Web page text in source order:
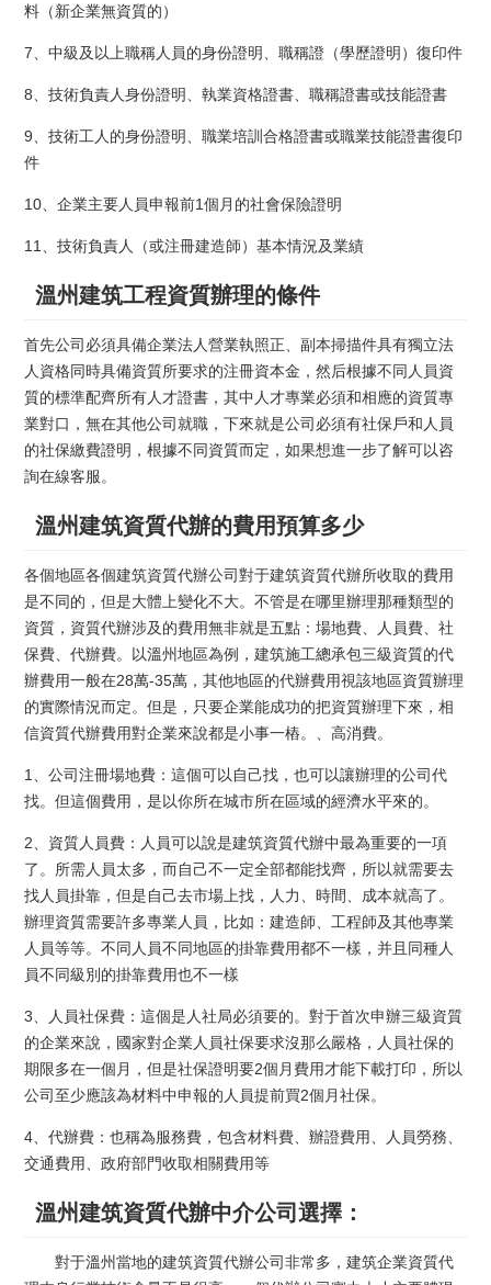
料（新企業無資質的）
7、中級及以上職稱人員的身份證明、職稱證（學歷證明）復印件
8、技術負責人身份證明、執業資格證書、職稱證書或技能證書
9、技術工人的身份證明、職業培訓合格證書或職業技能證書復印
件
10、企業主要人員申報前1個月的社會保險證明
11、技術負責人（或注冊建造師）基本情況及業績
溫州建筑工程資質辦理的條件
首先公司必須具備企業法人營業執照正、副本掃描件具有獨立法
人資格同時具備資質所要求的注冊資本金，然后根據不同人員資
質的標準配齊所有人才證書，其中人才專業必須和相應的資質專
業對口，無在其他公司就職，下來就是公司必須有社保戶和人員
的社保繳費證明，根據不同資質而定，如果想進一步了解可以咨
詢在線客服。
溫州建筑資質代辦的費用預算多少
各個地區各個建筑資質代辦公司對于建筑資質代辦所收取的費用
是不同的，但是大體上變化不大。不管是在哪里辦理那種類型的
資質，資質代辦涉及的費用無非就是五點：場地費、人員費、社
保費、代辦費。以溫州地區為例，建筑施工總承包三級資質的代
辦費用一般在28萬-35萬，其他地區的代辦費用視該地區資質辦理
的實際情況而定。但是，只要企業能成功的把資質辦理下來，相
信資質代辦費用對企業來說都是小事一樁。、高消費。
1、公司注冊場地費：這個可以自己找，也可以讓辦理的公司代
找。但這個費用，是以你所在城市所在區域的經濟水平來的。
2、資質人員費：人員可以說是建筑資質代辦中最為重要的一項
了。所需人員太多，而自己不一定全部都能找齊，所以就需要去
找人員掛靠，但是自己去市場上找，人力、時間、成本就高了。
辦理資質需要許多專業人員，比如：建造師、工程師及其他專業
人員等等。不同人員不同地區的掛靠費用都不一樣，并且同種人
員不同級別的掛靠費用也不一樣
3、人員社保費：這個是人社局必須要的。對于首次申辦三級資質
的企業來說，國家對企業人員社保要求沒那么嚴格，人員社保的
期限多在一個月，但是社保證明要2個月費用才能下載打印，所以
公司至少應該為材料中申報的人員提前買2個月社保。
4、代辦費：也稱為服務費，包含材料費、辦證費用、人員勞務、
交通費用、政府部門收取相關費用等
溫州建筑資質代辦中介公司選擇：
對于溫州當地的建筑資質代辦公司非常多，建筑企業資質代